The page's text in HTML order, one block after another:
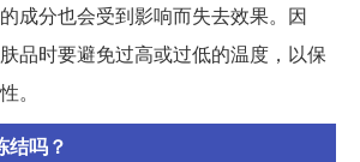
成分也会受到影响而失去效果。因
品时要避免过高或过低的温度，以保
。
结吗？